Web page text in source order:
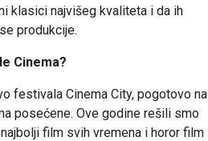
klasici najvišeg kvaliteta i da ih
produkcije.
Cinema?
festivala Cinema City, pogotovo na
posećene. Ove godine rešili smo
film svih vremena i horor film